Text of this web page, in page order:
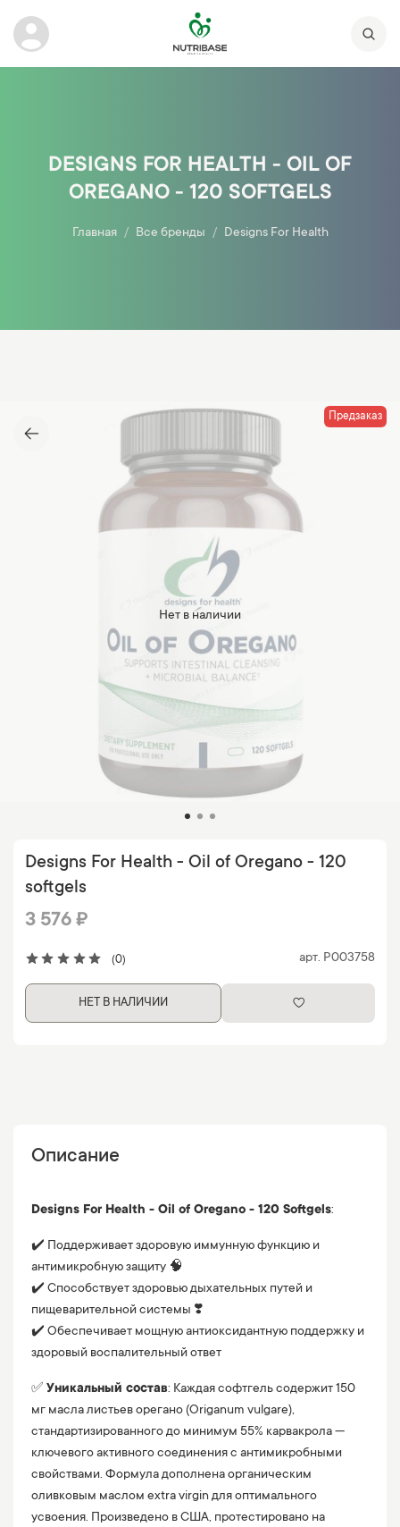
DESIGNS FOR HEALTH - OIL OF
OREGANO - 120 SOFTGELS
Главная Все бренды Designs For Health
Нет в наличии
Предзаказ
(0) арт. P003758
Designs For Health - Oil of Oregano - 120
softgels
3 576 ₽
НЕТ В НАЛИЧИИ
Описание
Designs For Health - Oil of Oregano - 120 Softgels:
✔️ Поддерживает здоровую иммунную функцию и
антимикробную защиту 🧠
✔️ Способствует здоровью дыхательных путей и
пищеварительной системы ❣️
✔️ Обеспечивает мощную антиоксидантную поддержку и
здоровый воспалительный ответ
✅ Уникальный состав: Каждая софтгель содержит 150
мг масла листьев орегано (Origanum vulgare),
стандартизированного до минимум 55% карвакрола —
ключевого активного соединения с антимикробными
свойствами. Формула дополнена органическим
оливковым маслом extra virgin для оптимального
усвоения. Произведено в США, протестировано на